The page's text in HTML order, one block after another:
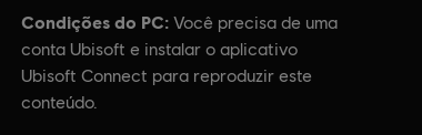
Condições do PC: Você precisa de uma
conta Ubisoft e instalar o aplicativo
Ubisoft Connect para reproduzir este
conteúdo.